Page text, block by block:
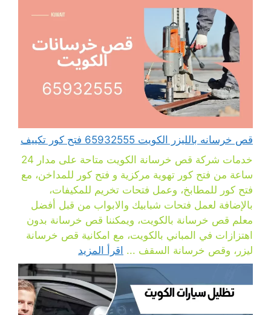
قص خرسانه بالليزر الكويت 65932555 فتح كور تكييف
خدمات شركة قص خرسانة الكويت متاحة على مدار 24
ساعة من فتح كور تهوية مركزية و فتح كور للمداخن، مع
فتح كور للمطابخ، وعمل فتحات تخريم للمكيفات،
بالإضافة لعمل فتحات شبابيك والابواب من قبل أفضل
معلم قص خرسانة بالكويت، ويمكننا قص خرسانة بدون
اهتزازات في المباني بالكويت، مع امكانية قص خرسانة
ليزر، وقص خرسانة السقف ... اقرأ المزيد